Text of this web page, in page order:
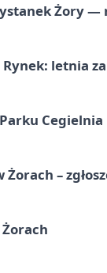
Żory
letnia
Cegielnia
–
Żorach